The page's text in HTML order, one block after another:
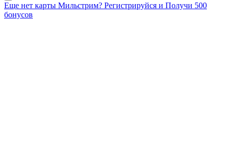
Еще нет карты Мильстрим? Регистрируйся и Получи 500
бонусов